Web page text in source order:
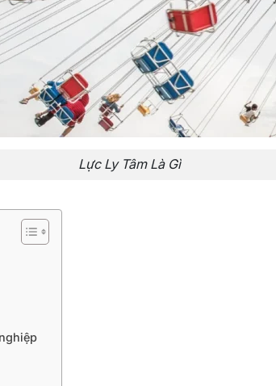
Lực Ly Tâm Là Gì